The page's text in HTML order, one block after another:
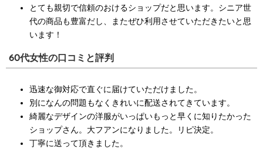
とても親切で信頼のおけるショップだと思います。シニア世
代の商品も豊富だし、またぜひ利用させていただきたいと思
います！
60代女性の口コミと評判
迅速な御対応で直ぐに届けていただけました。
別になんの問題もなくきれいに配送されてきています。
綺麗なデザインの洋服がいっぱいもっと早くに知りたかった
ショップさん。大フアンになりました。リピ決定。
丁寧に送って頂きました。